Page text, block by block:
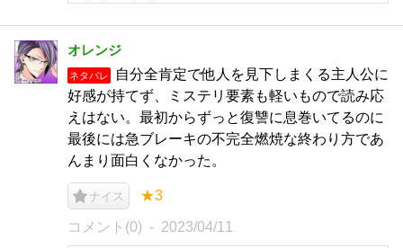
オレンジ
ネタバレ
自分全肯定で他人を見下しまくる主人公に
好感が持てず、ミステリ要素も軽いもので読み応
えはない。最初からずっと復讐に息巻いてるのに
最後には急ブレーキの不完全燃焼な終わり方であ
んまり面白くなかった。
ナイス ★3
コメント(0) 2023/04/11